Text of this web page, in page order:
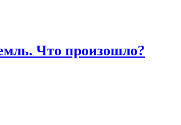
Что произошло?